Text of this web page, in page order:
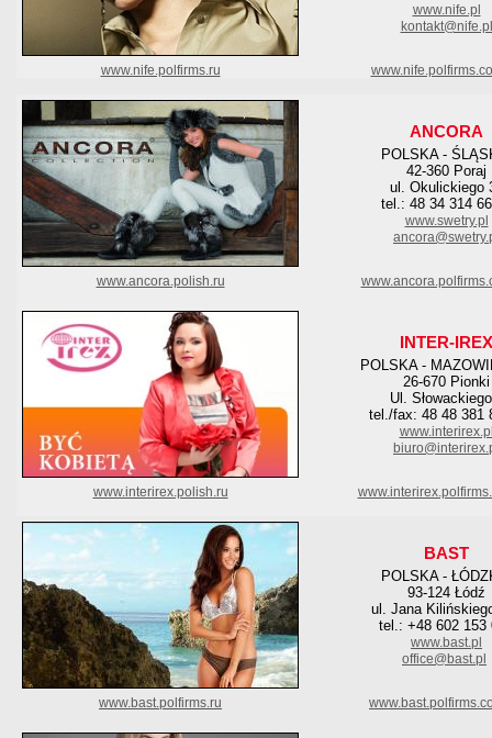
www.nife.pl
kontakt@nife.pl
www.nife.polfirms.ru
ANCORA
POLSKA -
42-360 Poraj
ul. Okulickiego
tel.: 48 34 314
www.swetry.pl
www.ancora.polish.ru
INTER-IREX
POLSKA -
26-670 Pionki
Ul.
tel./fax: 48 48 381
www.interirex.polish.ru
BAST
POLSKA -
93-124 Łódź
ul. Jana
tel.: +48 602 153
www.bast.pl
office@bast.pl
www.bast.polfirms.ru